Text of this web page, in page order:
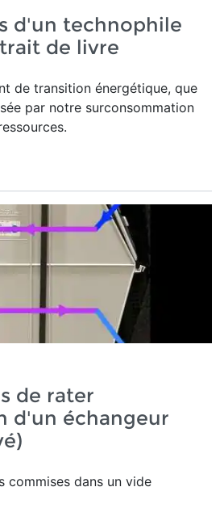
d'un technophile
de livre
de transition énergétique, que
par notre surconsommation
de rater
d'un échangeur
commises dans un vide